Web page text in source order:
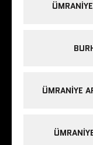
ÜMRANIYE